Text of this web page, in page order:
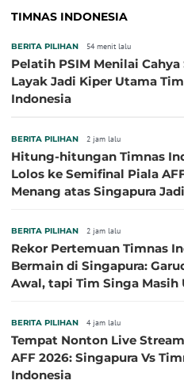
TIMNAS INDONESIA
BERITA PILIHAN 54 menit lalu
Pelatih PSIM Menilai Cahya
Layak Jadi Kiper Utama
Indonesia
BERITA PILIHAN 2 jam lalu
Hitung-hitungan Timnas
Lolos ke Semifinal Piala
Menang atas Singapura
BERITA PILIHAN 2 jam lalu
Rekor Pertemuan Timnas
Bermain di Singapura:
Awal, tapi Tim Singa Masih
BERITA PILIHAN 4 jam lalu
Tempat Nonton Live
AFF 2026: Singapura Vs
Indonesia